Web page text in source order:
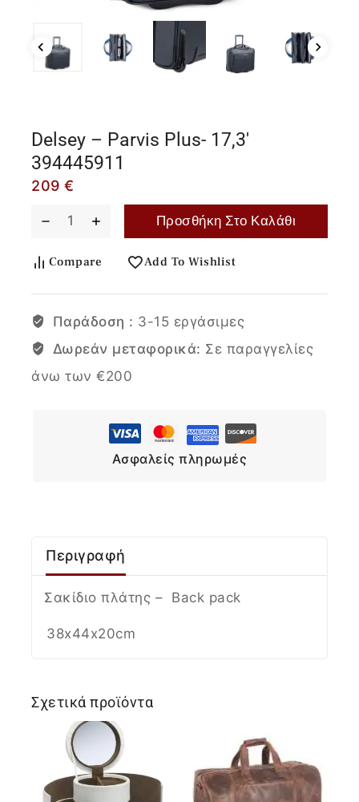
Delsey – Parvis Plus- 17,3′
394445911
209 €
Προσθήκη Στο Καλάθι
Compare Add To Wishlist
Παράδοση : 3-15 εργάσιμες
Δωρεάν μεταφορικά: Σε παραγγελίες
άνω των €200
Ασφαλείς πληρωμές
Περιγραφή
Σακίδιο πλάτης – Βack pack
38x44x20cm
Σχετικά προϊόντα